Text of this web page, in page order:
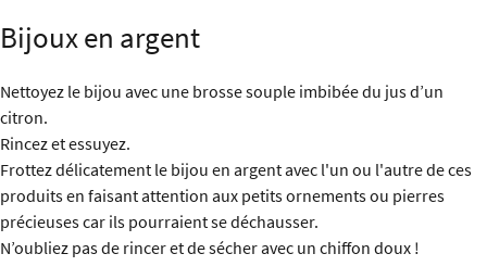
Bijoux en argent
Nettoyez le bijou avec une brosse souple imbibée du jus d’un
citron.
Rincez et essuyez.
Frottez délicatement le bijou en argent avec l'un ou l'autre de ces
produits en faisant attention aux petits ornements ou pierres
précieuses car ils pourraient se déchausser.
N’oubliez pas de rincer et de sécher avec un chiffon doux !